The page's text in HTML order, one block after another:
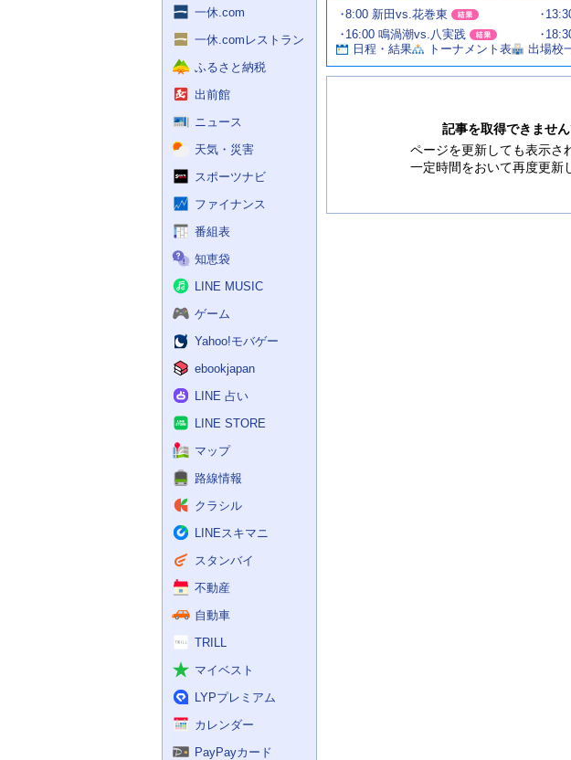
一休.com
一休.comレストラン
ふるさと納税
出前館
ニュース
天気・災害
スポーツナビ
ファイナンス
番組表
知恵袋
LINE MUSIC
ゲーム
Yahoo!モバゲー
ebookjapan
LINE 占い
LINE STORE
マップ
路線情報
クラシル
LINEスキマニ
スタンバイ
不動産
自動車
TRILL
マイベスト
LYPプレミアム
カレンダー
PayPayカード
試
合
情
報
8:00 新田vs.花巻東
16:00 鳴渦潮vs.八実践
日程・結果
トーナメント表 出場校
お
す
記事を取得できません
ページを更新しても表示さ
一定時間をおいて再度更新